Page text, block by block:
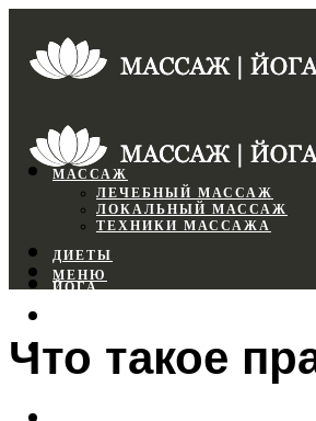
МАССАЖ
ЛЕЧЕБНЫЙ МАССАЖ
ЛОКАЛЬНЫЙ МАССАЖ
ТЕХНИКИ МАССАЖА
ДИЕТЫ
ЙОГА
ФИТНЕС
МЕНЮ
Что такое